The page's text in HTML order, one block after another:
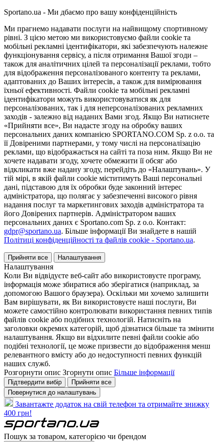
Sportano.ua - Ми дбаємо про вашу конфіденційність
Ми прагнемо надавати послуги на найвищому спортивному
рівні. З цією метою ми використовуємо файли cookie та
мобільні рекламні ідентифікатори, які забезпечують належне
функціонування сервісу, а після отримання Вашої згоди –
також для аналітичних цілей та персоналізації реклами, тобто
для відображення персоналізованого контенту та реклами,
адаптованих до Ваших інтересів, а також для вимірювання
їхньої ефективності. Файли cookie та мобільні рекламні
ідентифікатори можуть використовуватися як для
персоналізованих, так і для неперсоналізованих рекламних
заходів - залежно від наданих Вами згод. Якщо Ви натиснете
«Прийняти все», Ви надасте згоду на обробку ваших
персональних даних компанією SPORTANO.COM Sp. z o.o. та
її Довіреними партнерами, у тому числі на персоналізацію
реклами, що відображається на сайті та поза ним. Якщо Ви не
хочете надавати згоду, хочете обмежити її обсяг або
відкликати вже надану згоду, перейдіть до «Налаштувань». У
тій мірі, в якій файли cookie міститимуть Ваші персональні
дані, підставою для їх обробки буде законний інтерес
адміністратора, що полягає у забезпеченні високого рівня
надання послуг та маркетингових заходів адміністратора та
його Довірених партнерів. Адміністратором ваших
персональних даних є Sportano.com Sp. z o.o. Контакт:
gdpr@sportano.ua. Більше інформації Ви знайдете в нашій
Політиці конфіденційності та файлів cookie - Sportano.ua.
Прийняти все Налаштування
Налаштування
Коли Ви відвідуєте веб-сайт або використовуєте програму,
інформація може збиратися або зберігатися (наприклад, за
допомогою Вашого браузера). Оскільки ми хочемо залишити
Вам вирішувати, як Ви використовуєте наші послуги, Ви
можете самостійно контролювати використання певних типів
файлів cookie або подібних технологій. Натисніть на
заголовки окремих категорій, щоб дізнатися більше та змінити
налаштування. Якщо ви відхилите певні файли cookie або
подібні технології, це може призвести до відображення менш
релевантного вмісту або до недоступності певних функцій
наших служб.
Розгорнути опис Згорнути опис Більше інформації
Підтвердити вибір
Прийняти все
Повернутися до налаштувань
Завантажте додаток на свій телефон та отримайте знижку
400 грн!
Пошук за товаром, категорією чи брендом